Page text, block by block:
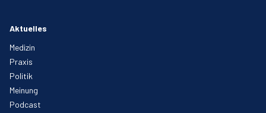
Aktuelles
Medizin
Praxis
Politik
Meinung
Podcast